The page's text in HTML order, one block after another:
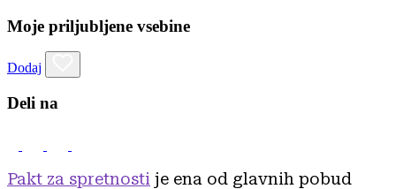
Moje priljubljene vsebine
Dodaj
Deli na
Pakt za spretnosti je ena od glavnih pobud